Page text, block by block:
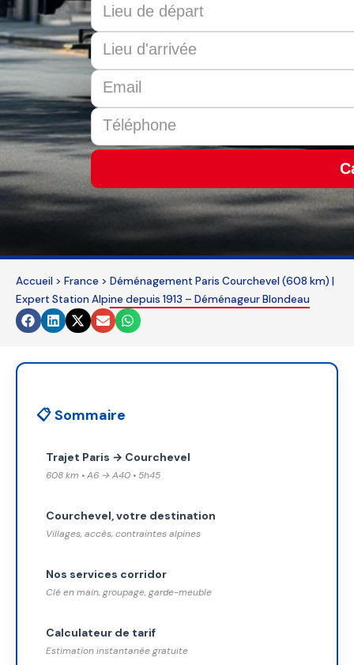
This
should
left
blank
Accueil > France > Déménagement Paris Courchevel (608 km) |
Expert Station Alpine depuis 1913 – Déménageur Blondeau
📋 Sommaire
Trajet Paris → Courchevel
608 km • A6 → A40 • 5h45
Courchevel, votre destination
Villages, accès, contraintes alpines
Nos services corridor
Clé en main, groupage, garde-meuble
Calculateur de tarif
Estimation instantanée gratuite